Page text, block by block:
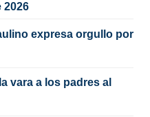
2026
expresa orgullo por
vara a los padres al